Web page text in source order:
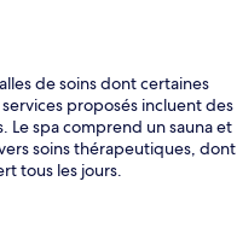
de soins dont certaines
proposés incluent des
Le spa comprend un sauna et
soins thérapeutiques, dont
tous les jours.